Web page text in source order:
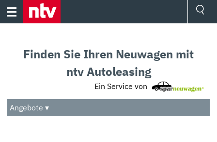
Skip
Audio
Das Beste
Finden Sie Ihren Neuwagen mit
ntv Autoleasing
Ein Service von
Angebote ▾